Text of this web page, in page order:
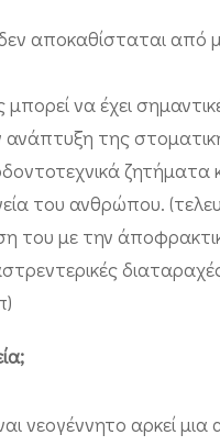
αποκαθίσταται από
να έχει
ανάπτυξη της
ζητήματα
του ανθρώπου.
του με την
νεογέννητο αρκεί μια